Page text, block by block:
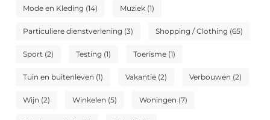
Mode en Kleding (14) Muziek (1)
Particuliere dienstverlening (3) Shopping / Clothing (65)
Sport (2) Testing (1) Toerisme (1)
Tuin en buitenleven (1) Vakantie (2) Verbouwen (2)
Wijn (2) Winkelen (5) Woningen (7)